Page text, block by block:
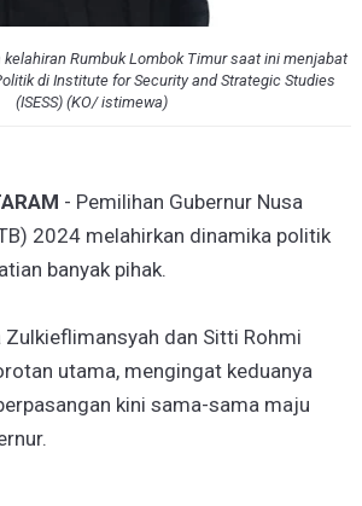
Rumbuk Lombok Timur saat ini menjabat
di Institute for Security and Strategic Studies
(ISESS) (KO/ istimewa)
- Pemilihan Gubernur Nusa
2024 melahirkan dinamika politik
banyak pihak.
Zulkieflimansyah dan Sitti Rohmi
utama, mengingat keduanya
kini sama-sama maju